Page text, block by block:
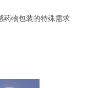
药物包装的特殊需求